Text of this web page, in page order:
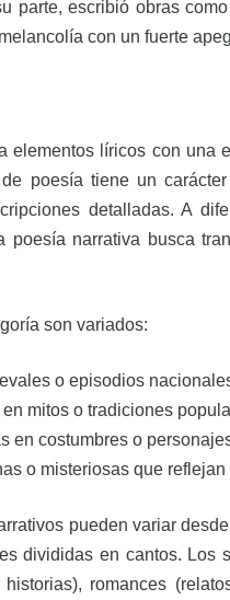
parte, escribió obras como
con un fuerte
elementos líricos con una
poesía tiene un
detalladas. A
narrativa busca
son variados:
o episodios
mitos o tradiciones
en costumbres o
o misteriosas que
pueden variar
divididas en cantos. Los
romances